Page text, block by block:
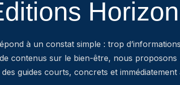
à un constat simple : trop
contenus sur le bien-être, nous
des guides courts, concrets et immédiatement